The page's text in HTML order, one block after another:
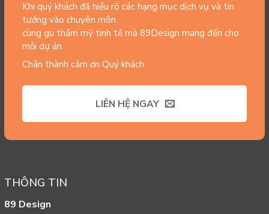
Khi quý khách đã hiểu rõ các hạng mục dịch vụ và tin
tưởng vào chuyên môn
cùng gu thẩm mỹ tinh tế mà 89Design mang đến cho
mỗi dự án.
Chân thành cảm ơn Quý khách
LIÊN HỆ NGAY
THÔNG TIN
89 Design